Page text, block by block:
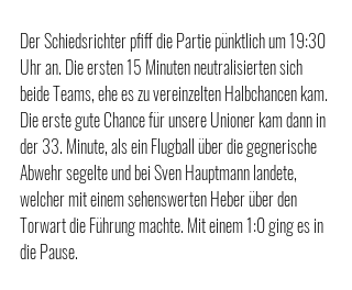
Der Schiedsrichter pfiff die Partie pünktlich um 19:30
Uhr an. Die ersten 15 Minuten neutralisierten sich
beide Teams, ehe es zu vereinzelten Halbchancen kam.
Die erste gute Chance für unsere Unioner kam dann in
der 33. Minute, als ein Flugball über die gegnerische
Abwehr segelte und bei Sven Hauptmann landete,
welcher mit einem sehenswerten Heber über den
Torwart die Führung machte. Mit einem 1:0 ging es in
die Pause.